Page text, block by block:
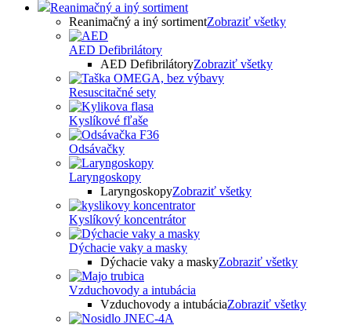
Reanimačný a iný sortiment
Reanimačný a iný sortimentZobraziť všetky
AED Defibrilátory
AED DefibrilátoryZobraziť všetky
Resuscitačné sety
Kyslíkové fľaše
Odsávačky
Laryngoskopy
LaryngoskopyZobraziť všetky
Kyslíkový koncentrátor
Dýchacie vaky a masky
Dýchacie vaky a maskyZobraziť všetky
Vzduchovody a intubácia
Vzduchovody a intubáciaZobraziť všetky